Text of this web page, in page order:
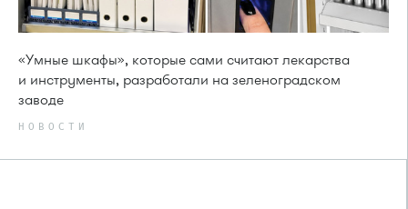
«Умные шкафы», которые сами считают лекарства
и инструменты, разработали на зеленоградском
заводе
НОВОСТИ